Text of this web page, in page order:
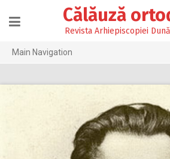
content
Călăuză
Revista Arhiepiscopiei
Main Navigation